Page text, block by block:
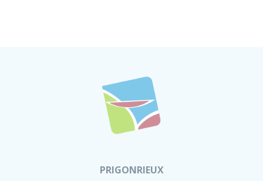
PRIGONRIEUX